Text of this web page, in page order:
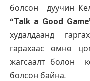
болсон дуучин
“Talk a Good
худалдаанд
гарахаас өмнө
жагсаалт болон
болсон байна.